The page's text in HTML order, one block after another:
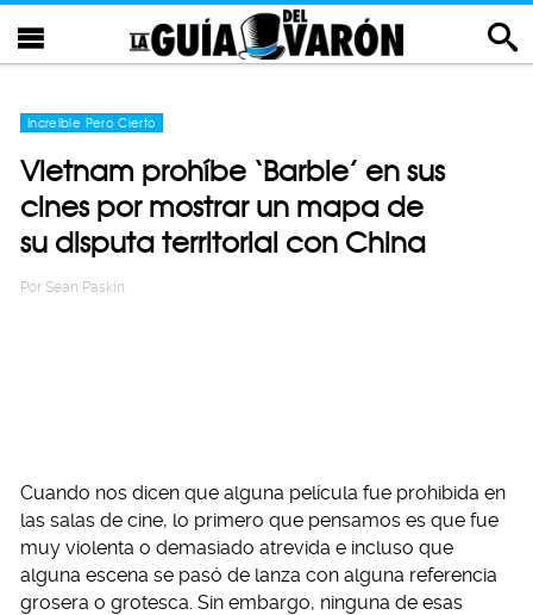
Increíble Pero Cierto
Vietnam prohíbe ‘Barbie’ en sus
cines por mostrar un mapa de
su disputa territorial con China
Por Sean Paskin
Cuando nos dicen que alguna película fue prohibida en
las salas de cine, lo primero que pensamos es que fue
muy violenta o demasiado atrevida e incluso que
alguna escena se pasó de lanza con alguna referencia
grosera o grotesca. Sin embargo, ninguna de esas